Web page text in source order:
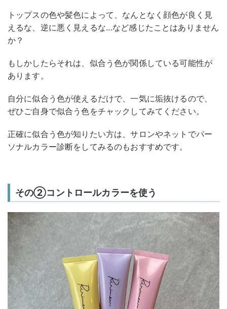
トップスの色や髪色によって、なんとなく顔色が良く見
えるな、逆に悪く見えるな…など感じたことはありません
か？
もしかしたらそれは、似合う色が関係している可能性が
あります。
自分に似合う色が使えるだけで、一気に垢抜けるので、
ぜひご自身で似合う色をチャックしてみてください。
正確に似合う色が知りたい方は、サロンやネットでパー
ソナルカラー診断をしてみるのもおすすめです。
その②コントロールカラーを使う